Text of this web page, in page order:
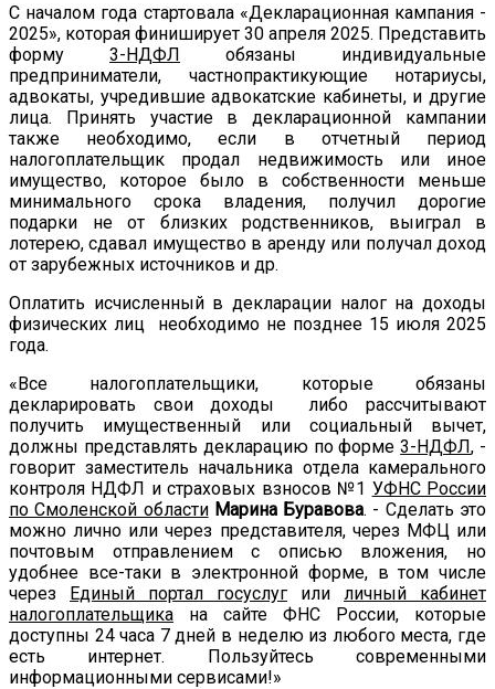
С началом года стартовала «Декларационная кампания -
2025», которая финиширует 30 апреля 2025. Представить
форму 3-НДФЛ обязаны индивидуальные
предприниматели, частнопрактикующие нотариусы,
адвокаты, учредившие адвокатские кабинеты, и другие
лица. Принять участие в декларационной кампании
также необходимо, если в отчетный период
налогоплательщик продал недвижимость или иное
имущество, которое было в собственности меньше
минимального срока владения, получил дорогие
подарки не от близких родственников, выиграл в
лотерею, сдавал имущество в аренду или получал доход
от зарубежных источников и др.
Оплатить исчисленный в декларации налог на доходы
физических лиц необходимо не позднее 15 июля 2025
года.
«Все налогоплательщики, которые обязаны
декларировать свои доходы либо рассчитывают
получить имущественный или социальный вычет,
должны представлять декларацию по форме3-НДФЛ, -
говорит заместитель начальника отдела камерального
контроля НДФЛ и страховых взносов №1 УФНС России
по Смоленской области Марина Буравова. - Сделать это
можно лично или через представителя, через МФЦ или
почтовым отправлением с описью вложения, но
удобнее все-таки в электронной форме, в том числе
через Единый портал госуслуг или личный кабинет
налогоплательщика на сайте ФНС России, которые
доступны 24 часа 7 дней в неделю из любого места, где
есть интернет. Пользуйтесь современными
информационными сервисами!»